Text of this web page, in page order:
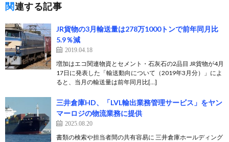
関連する記事
JR貨物の3月輸送量は278万1000トンで前年同月比
5.9％減
2019.04.18
増加はエコ関連物資とセメント・石灰石の2品目 JR貨物が4月
17日に発表した「輸送動向について（2019年3月分）」によ
ると、当月の輸送量は前年同月比[…]
三井倉庫HD、「LVL輸出業務管理サービス」をヤン
マーロジの物流業務に提供
2025.08.20
書類の検索や担当者間の共有容易に 三井倉庫ホールディング